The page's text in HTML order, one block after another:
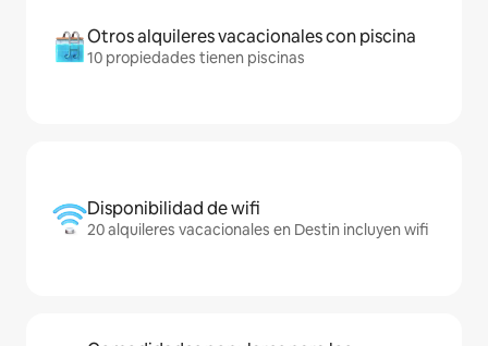
Otros alquileres vacacionales con piscina
10 propiedades tienen piscinas
Disponibilidad de wifi
20 alquileres vacacionales en Destin incluyen wifi